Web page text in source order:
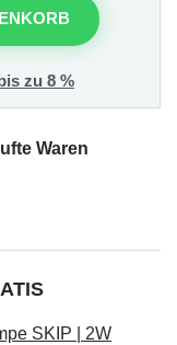
zu 8 %
Waren
SKIP | 2W